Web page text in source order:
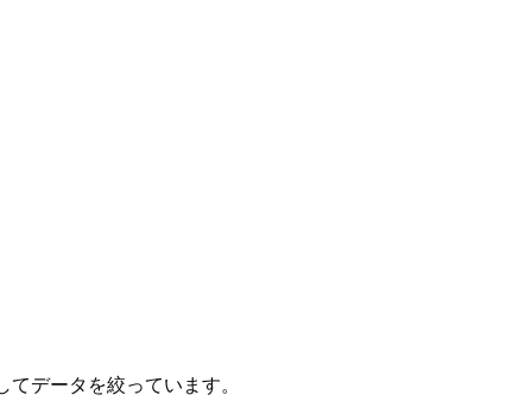
データを絞っています。